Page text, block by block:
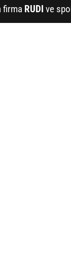
firma RUDI ve